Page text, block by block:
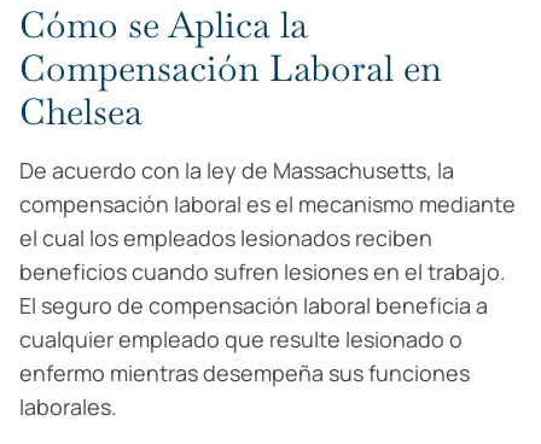
Cómo se Aplica la
Compensación Laboral en
Chelsea
De acuerdo con la ley de Massachusetts, la
compensación laboral es el mecanismo mediante
el cual los empleados lesionados reciben
beneficios cuando sufren lesiones en el trabajo.
El seguro de compensación laboral beneficia a
cualquier empleado que resulte lesionado o
enfermo mientras desempeña sus funciones
laborales.